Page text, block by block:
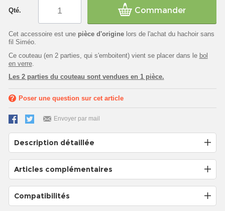
Qté. Commander
Cet accessoire est une pièce d'originelors de l'achat du hachoir sans
fil Siméo.
Ce couteau (en 2 parties, qui s'emboitent) vient se placer dans le bol
en verre.
Les 2 parties du couteau sont vendues en 1 pièce.
Poser une question sur cet article
Envoyer par mail
Description détaillée
Articles complémentaires
Compatibilités